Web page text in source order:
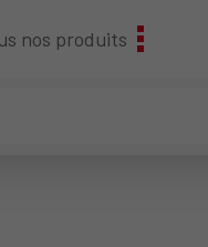
nos produits